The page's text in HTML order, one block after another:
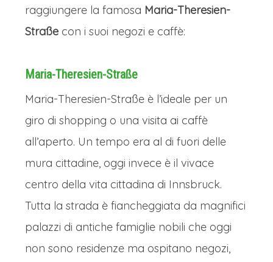
raggiungere la famosa Maria-Theresien-
Straße con i suoi negozi e caffè:
Maria-Theresien-Straße
Maria-Theresien-Straße è l’ideale per un
giro di shopping o una visita ai caffè
all’aperto. Un tempo era al di fuori delle
mura cittadine, oggi invece è il vivace
centro della vita cittadina di Innsbruck.
Tutta la strada è fiancheggiata da magnifici
palazzi di antiche famiglie nobili che oggi
non sono residenze ma ospitano negozi,